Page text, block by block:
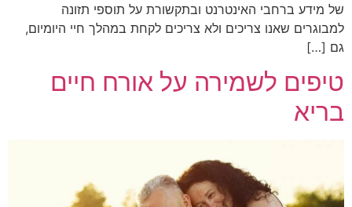
של מידע ברחבי האינטרנט ובתקשורת על תוספי תזונה
למבוגרים שאנו צריכים ולא צריכים לקחת במהלך חיי היומיום,
גם […]
טיפים לשמירה על אורח חיים
בריא